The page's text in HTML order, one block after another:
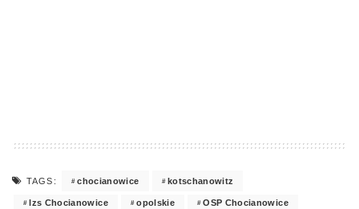
TAGS: chocianowice kotschanowitz
lzs Chocianowice opolskie OSP Chocianowice